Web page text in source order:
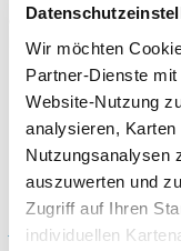
Wir möchten
Partner-Dienste
Website-Nutzung
analysieren,
Nutzungsanalysen
auszuwerten und
Zugriff auf Ihren
individuellen
die notwendigen
hochladen.
Lebenslauf
Kopie des
gerne - ein
Mail-Anfragen rund um
Bewerbung-